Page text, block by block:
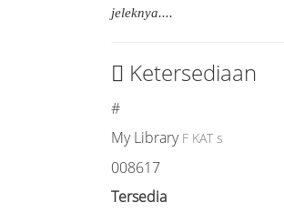
jeleknya....
Ketersediaan
#
My Library F KAT s
008617
Tersedia